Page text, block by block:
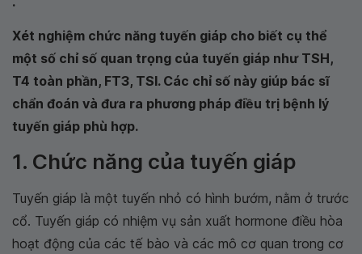
Xét nghiệm chức năng tuyến giáp cho biết cụ thể
một số chỉ số quan trọng của tuyến giáp như TSH,
T4 toàn phần, FT3, TSI. Các chỉ số này giúp bác sĩ
chẩn đoán và đưa ra phương pháp điều trị bệnh lý
tuyến giáp phù hợp.
1. Chức năng của tuyến giáp
Tuyến giáp là một tuyến nhỏ có hình bướm, nằm ở trước
cổ. Tuyến giáp có nhiệm vụ sản xuất hormone điều hòa
hoạt động của các tế bào và các mô cơ quan trong cơ